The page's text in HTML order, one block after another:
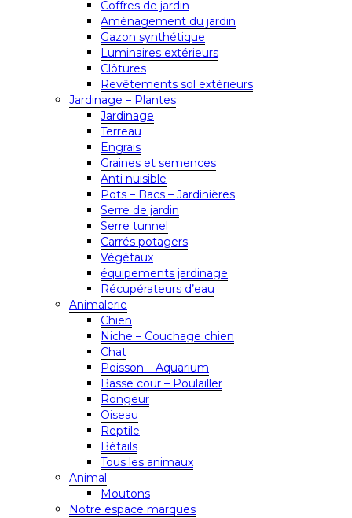
Coffres de jardin
Aménagement du jardin
Gazon synthétique
Luminaires extérieurs
Clôtures
Revêtements sol extérieurs
Jardinage – Plantes
Jardinage
Terreau
Engrais
Graines et semences
Anti nuisible
Pots – Bacs – Jardinières
Serre de jardin
Serre tunnel
Carrés potagers
Végétaux
équipements jardinage
Récupérateurs d’eau
Animalerie
Chien
Niche – Couchage chien
Chat
Poisson – Aquarium
Basse cour – Poulailler
Rongeur
Oiseau
Reptile
Bétails
Tous les animaux
Animal
Moutons
Notre espace marques